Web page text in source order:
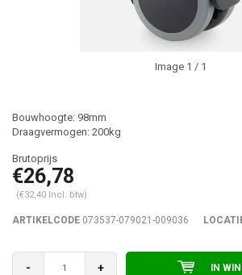
Image 1 / 1
Bouwhoogte: 98mm
Draagvermogen: 200kg
€26,78
(€32,40 Incl. btw)
ARTIKELCODE 073537-079021-009036
- + IN